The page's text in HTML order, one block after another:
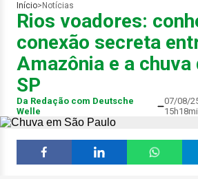
Início> Notícias
Rios voadores:
conexão secreta
Amazônia e a chuva
SP
Da Redação com Deutsche
Welle
07/08/